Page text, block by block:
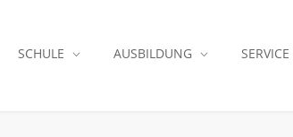
SCHULE AUSBILDUNG SERVICE